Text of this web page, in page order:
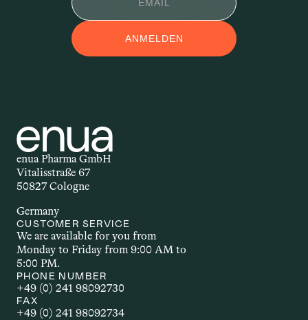
APPLIKATIONSFOR
M
oder Creme: Die Form der Anwendung
beeinflusst, wie schnell und wie stark
der Wirkstoff wirkt. Welche
Applikationsform gewählt wird, hängt
unter anderem vom Wirkstoff selbst,
individuellen Bedürfnissen ab.
AUTOIMMUNERKR
ANKUNG
ANMELDEN
enua Pharma GmbH
Vitalisstraße 67
50827 Cologne
Germany
CUSTOMER SERVICE
We are available for you from
Monday to Friday from 9:00 AM to
5:00 PM.
PHONE NUMBER
+49 (0) 241 98092730
FAX
+49 (0) 241 98092734